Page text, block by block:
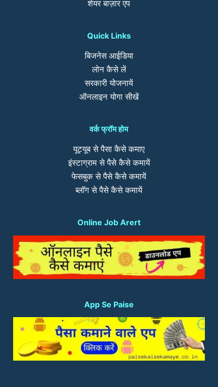
शेयर बाज़ार एप
Quick Links
बिजनेस आईडिया
लोन कैसे लें
सरकारी योजनायें
ऑनलाइन योगा सीखें
वर्क फ्रॉम होम
यूट्यूब से पैसा कैसे कमाए
इंस्टाग्राम से पैसे कैसे कमायें
फेसबुक से पैसे कैसे कमायें
ब्लॉग से पैसे कैसे कमायें
Online Job Arert
App Se Paise